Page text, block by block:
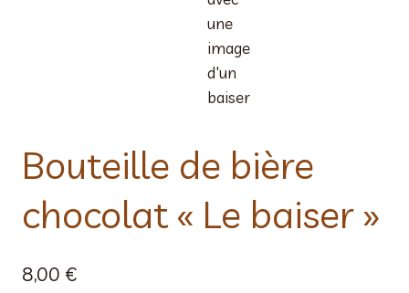
Bouteille de bière
chocolat « Le baiser »
8,00 €